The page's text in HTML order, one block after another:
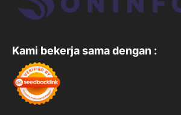
Kami bekerja sama dengan :